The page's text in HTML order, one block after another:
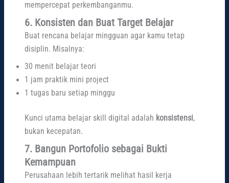
mempercepat perkembanganmu.
6. Konsisten dan Buat Target Belajar
Buat rencana belajar mingguan agar kamu tetap
disiplin. Misalnya:
30 menit belajar teori
1 jam praktik mini project
1 tugas baru setiap minggu
Kunci utama belajar skill digital adalah konsistensi,
bukan kecepatan.
7. Bangun Portofolio sebagai Bukti
Kemampuan
Perusahaan lebih tertarik melihat hasil kerja